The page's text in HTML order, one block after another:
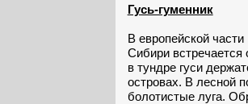
Гусь-гуменник
В европейской
Сибири
в тундре гуси
островах. В лесной
болотистые луга.